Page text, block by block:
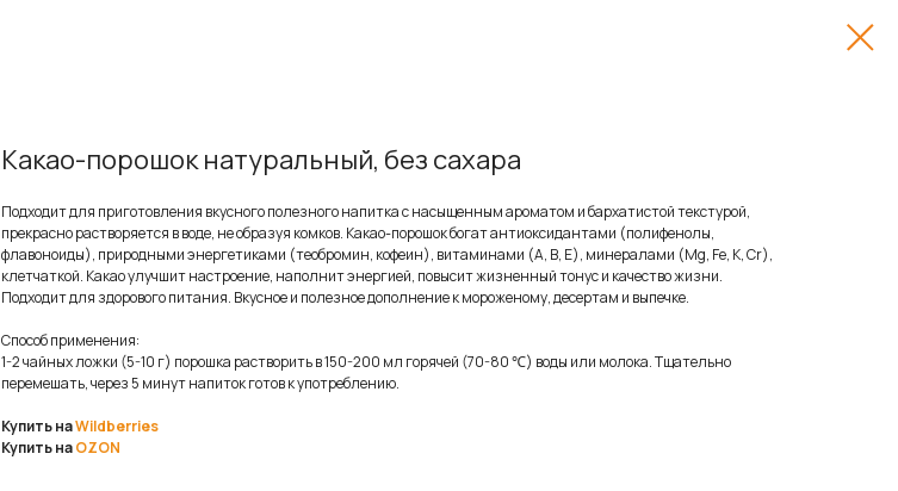
Какао-порошок натуральный, без сахара
Подходит для приготовления вкусного полезного напитка с насыщенным ароматом и бархатистой текстурой,
прекрасно растворяется в воде, не образуя комков. Какао-порошок богат антиоксидантами (полифенолы,
флавоноиды), природными энергетиками (теобромин, кофеин), витаминами (А, В, Е), минералами (Mg, Fe, K, Cr),
клетчаткой. Какао улучшит настроение, наполнит энергией, повысит жизненный тонус и качество жизни.
Подходит для здорового питания. Вкусное и полезное дополнение к мороженому, десертам и выпечке.
Способ применения:
1-2 чайных ложки (5-10 г) порошка растворить в 150-200 мл горячей (70-80 ℃) воды или молока. Тщательно
перемешать, через 5 минут напиток готов к употреблению.
Купить наWildberries
Купить наOZON